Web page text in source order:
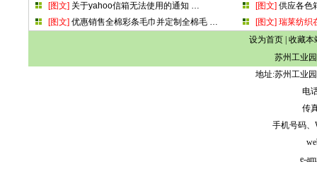
[图文] 关于yahoo信箱无法使用的通知 … [图文] 供应各色
[图文] 优惠销售全棉彩条毛巾并定制全棉毛 … [图文] 瑞莱纺织
设为首页| 收藏本
苏州工业
地址:苏州工业
电
传
手机号码、
e-